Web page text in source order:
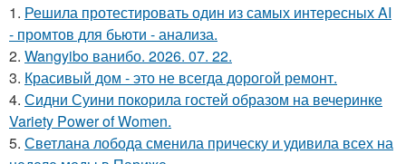
1. Решила протестировать один из самых интересных AI
- промтов для бьюти - анализа.
2. Wangyibo ванибо. 2026. 07. 22.
3. Красивый дом - это не всегда дорогой ремонт.
4. Сидни Суини покорила гостей образом на вечеринке
Variety Power of Women.
5. Светлана лобода сменила прическу и удивила всех на